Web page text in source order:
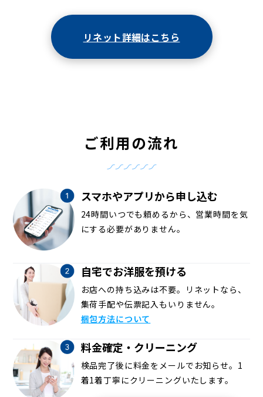
リネット詳細はこちら
ご利用の流れ
スマホやアプリから申し込む
24時間いつでも頼めるから、営業時間を気
にする必要がありません。
自宅でお洋服を預ける
お店への持ち込みは不要。リネットなら、
集荷手配や伝票記入もいりません。
梱包方法について
料金確定・クリーニング
検品完了後に料金をメールでお知らせ。1
着1着丁寧にクリーニングいたします。